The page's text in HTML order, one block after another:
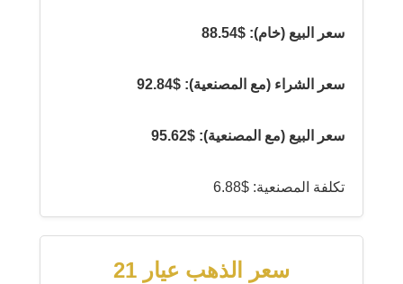
سعر البيع (خام): $88.54
سعر الشراء (مع المصنعية): $92.84
سعر البيع (مع المصنعية): $95.62
تكلفة المصنعية: $6.88
سعر الذهب عيار 21